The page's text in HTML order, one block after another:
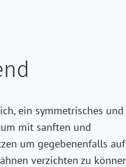
ein symmetrisches und
mit sanften und
um gegebenenfalls auf
verzichten zu